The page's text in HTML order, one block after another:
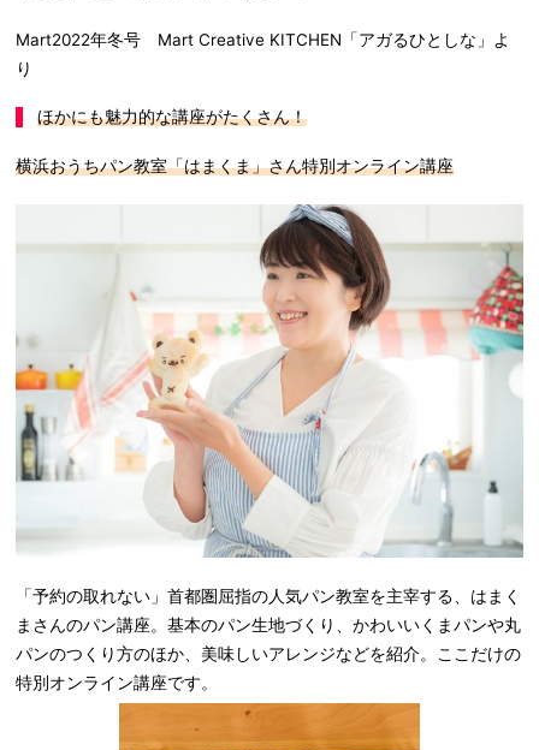
Mart2022年冬号 Mart Creative KITCHEN「アガるひとしな」よ
り
ほかにも魅力的な講座がたくさん！
横浜おうちパン教室「はまくま」さん特別オンライン講座
「予約の取れない」首都圏屈指の人気パン教室を主宰する、はまく
まさんのパン講座。基本のパン生地づくり、かわいいくまパンや丸
パンのつくり方のほか、美味しいアレンジなどを紹介。ここだけの
特別オンライン講座です。